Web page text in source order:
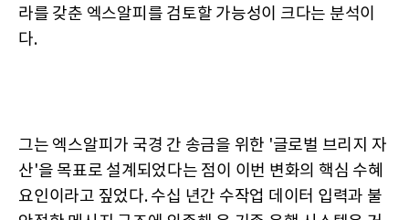
라를 갖춘 엑스알피를 검토할 가능성이 크다는 분석이
다.
그는 엑스알피가 국경 간 송금을 위한 '글로벌 브리지 자
산'을 목표로 설계되었다는 점이 이번 변화의 핵심 수혜
요인이라고 짚었다. 수십 년간 수작업 데이터 입력과 불